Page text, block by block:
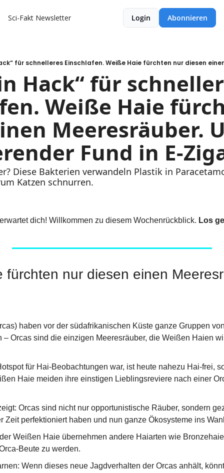
Sci-Fakt Newsletter Login Abonnieren
Hack“ für
Weiße Haie
Meeresräuber.
Fund in E-
Diese Bakterien verwandeln Plastik in
Katzen schnurren.
dich! Willkommen zu diesem Wochenrückblick. Los
nur diesen einen
haben vor der südafrikanischen Küste ganze Gruppen
– Orcas sind die einzigen Meeresräuber, die Weißen Haien
für Hai-Beobachtungen war, ist heute nahezu Hai-frei,
Haie meiden ihre einstigen Lieblingsreviere nach einer
Orcas sind nicht nur opportunistische Räuber, sondern
Zeit perfektioniert haben und nun ganze Ökosysteme ins
Weißen Haie übernehmen andere Haiarten wie
Beute zu werden.
Wenn dieses neue Jagdverhalten der Orcas anhält,